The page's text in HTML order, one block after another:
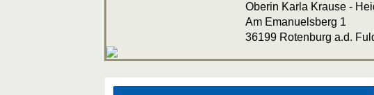
Oberin Karla Krause -
Am Emanuelsberg 1
36199 Rotenburg a.d.